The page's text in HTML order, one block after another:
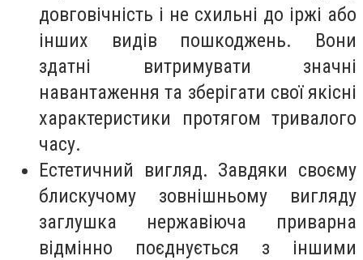
довговічність і не схильні до іржі або
інших видів пошкоджень. Вони
здатні витримувати значні
навантаження та зберігати свої якісні
характеристики протягом тривалого
часу.
Естетичний вигляд. Завдяки своєму
блискучому зовнішньому вигляду
заглушка нержавіюча приварна
відмінно поєднується з іншими